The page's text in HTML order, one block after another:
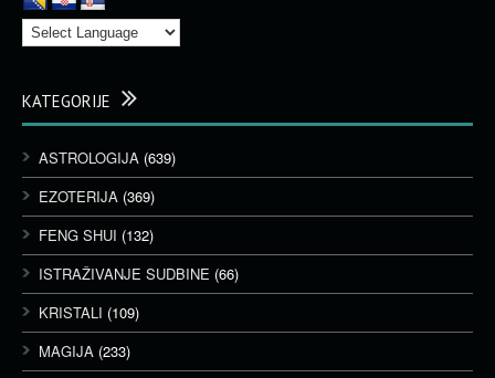
KATEGORIJE
ASTROLOGIJA (639)
EZOTERIJA (369)
FENG SHUI (132)
ISTRAŽIVANJE SUDBINE (66)
KRISTALI (109)
MAGIJA (233)